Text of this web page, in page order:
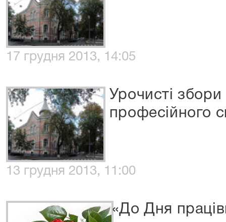
17 грудня 2013, 14:05
Урочисті збори
професійного
13 грудня 2013, 11:00
«До Дня